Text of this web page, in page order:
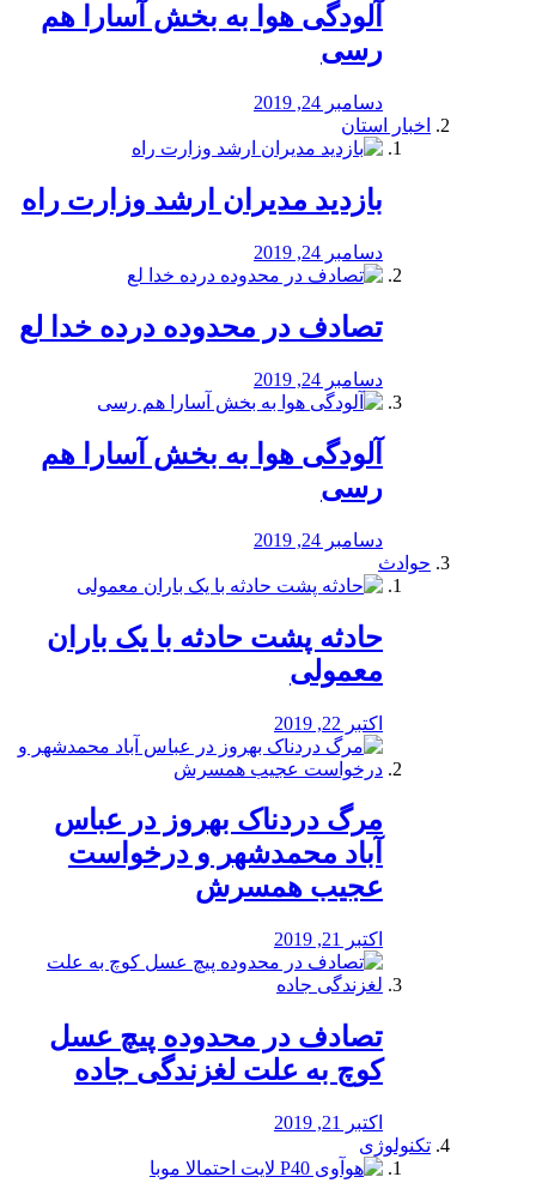
آلودگی هوا به بخش آسارا هم
رسی
دسامبر 24, 2019
اخبار استان
بازدید مدیران ارشد وزارت راه
دسامبر 24, 2019
تصادف در محدوده درده خدا لع
دسامبر 24, 2019
آلودگی هوا به بخش آسارا هم
رسی
دسامبر 24, 2019
حوادث
️حادثه پشت حادثه با یک باران
معمولی
اکتبر 22, 2019
مرگ دردناک بهروز در عباس
آباد محمدشهر و درخواست
عجیب همسرش
اکتبر 21, 2019
تصادف در محدوده پیچ عسل
کوچ به علت لغزندگی جاده
اکتبر 21, 2019
تکنولوژی